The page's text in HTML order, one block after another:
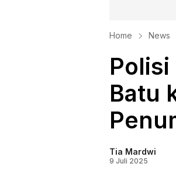
Home News
Batu
Tia Mardwi
9 Juli 2025